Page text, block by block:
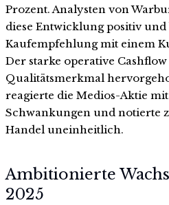
Prozent. Analysten von
diese Entwicklung positiv und
Kaufempfehlung mit einem
Der starke operative
Qualitätsmerkmal
reagierte die Medios-Aktie
Schwankungen und notierte
Handel uneinheitlich.
Ambitionierte
2025